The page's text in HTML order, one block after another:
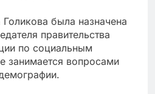
была назначена
правительства
по социальным
занимается вопросами